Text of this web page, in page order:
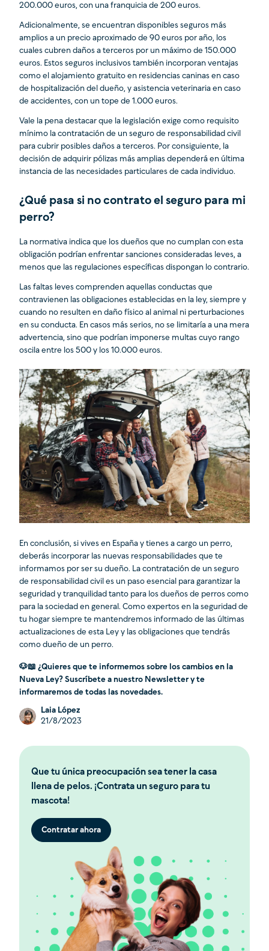
200.000 euros, con una franquicia de 200 euros.
Adicionalmente, se encuentran disponibles seguros más
amplios a un precio aproximado de 90 euros por año, los
cuales cubren daños a terceros por un máximo de 150.000
euros. Estos seguros inclusivos también incorporan ventajas
como el alojamiento gratuito en residencias caninas en caso
de hospitalización del dueño, y asistencia veterinaria en caso
de accidentes, con un tope de 1.000 euros.
Vale la pena destacar que la legislación exige como requisito
mínimo la contratación de un seguro de responsabilidad civil
para cubrir posibles daños a terceros. Por consiguiente, la
decisión de adquirir pólizas más amplias dependerá en última
instancia de las necesidades particulares de cada individuo.
¿Qué pasa si no contrato el seguro para mi
perro?
La normativa indica que los dueños que no cumplan con esta
obligación podrían enfrentar sanciones consideradas leves, a
menos que las regulaciones específicas dispongan lo contrario.
Las faltas leves comprenden aquellas conductas que
contravienen las obligaciones establecidas en la ley, siempre y
cuando no resulten en daño físico al animal ni perturbaciones
en su conducta. En casos más serios, no se limitaría a una mera
advertencia, sino que podrían imponerse multas cuyo rango
oscila entre los 500 y los 10.000 euros.
En conclusión, si vives en España y tienes a cargo un perro,
deberás incorporar las nuevas responsabilidades que te
informamos por ser su dueño. La contratación de un seguro
de responsabilidad civil es un paso esencial para garantizar la
seguridad y tranquilidad tanto para los dueños de perros como
para la sociedad en general. Como expertos en la seguridad de
tu hogar siempre te mantendremos informado de las últimas
actualizaciones de esta Ley y las obligaciones que tendrás
como dueño de un perro.
🐶📖 ¿Quieres que te informemos sobre los cambios en la
Nueva Ley? Suscríbete a nuestro Newsletter y te
informaremos de todas las novedades.
Laia López
21/8/2023
Que tu única preocupación sea tener la casa
llena de pelos. ¡Contrata un seguro para tu
mascota!
Contratar ahora